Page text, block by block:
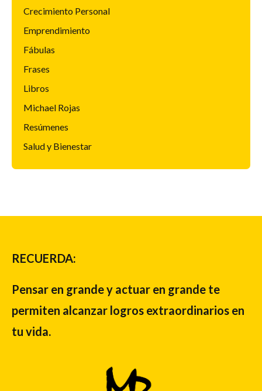
Crecimiento Personal
Emprendimiento
Fábulas
Frases
Libros
Michael Rojas
Resúmenes
Salud y Bienestar
RECUERDA:
Pensar en grande y actuar en grande te
permiten alcanzar logros extraordinarios en
tu vida.